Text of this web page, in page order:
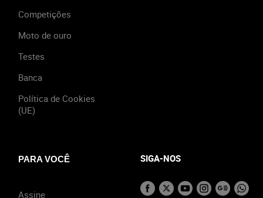
Competições
Moto de ouro
Testes
Banca
Política de Cookies
(UE)
PARA VOCÊ
Assine
SIGA-NOS